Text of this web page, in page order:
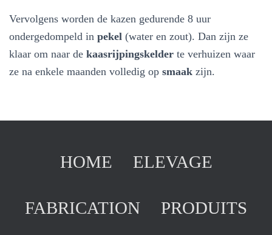
Vervolgens worden de kazen gedurende 8 uur
ondergedompeld in pekel (water en zout). Dan zijn ze
klaar om naar de kaasrijpingskelder te verhuizen waar
ze na enkele maanden volledig op smaak zijn.
HOME ELEVAGE
FABRICATION PRODUITS